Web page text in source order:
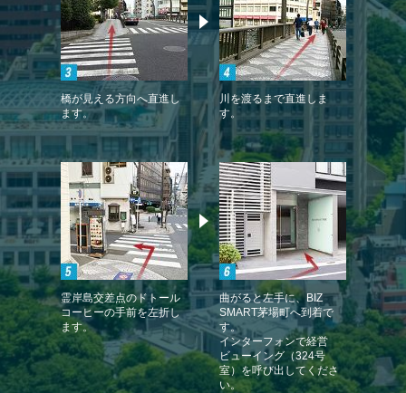
橋が見える方向へ直進し
ます。
川を渡るまで直進しま
す。
霊岸島交差点のドトール
コーヒーの手前を左折し
ます。
曲がると左手に、BIZ
SMART茅場町へ到着で
す。
インターフォンで経営
ビューイング（324号
室）を呼び出してくださ
い。